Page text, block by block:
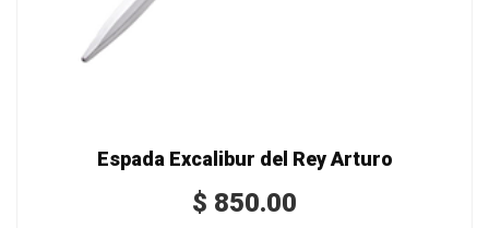
Espada Excalibur del Rey Arturo
$ 850.00